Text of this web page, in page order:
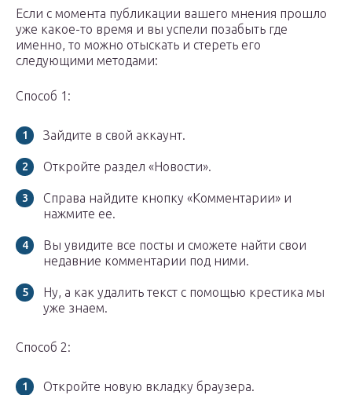
Если с момента публикации вашего мнения прошло
уже какое-то время и вы успели позабыть где
именно, то можно отыскать и стереть его
следующими методами:
Способ 1:
Зайдите в свой аккаунт.
Откройте раздел «Новости».
Справа найдите кнопку «Комментарии» и
нажмите ее.
Вы увидите все посты и сможете найти свои
недавние комментарии под ними.
Ну, а как удалить текст с помощью крестика мы
уже знаем.
Способ 2:
Откройте новую вкладку браузера.